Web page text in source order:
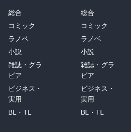
総合
コミック
ラノベ
小説
雑誌・グラ
ビア
ビジネス・
実用
BL・TL
総合
コミック
ラノベ
小説
雑誌・グラ
ビア
ビジネス・
実用
BL・TL